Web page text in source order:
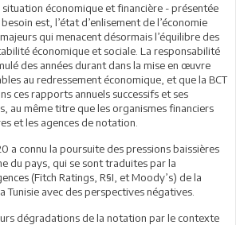
situation économique et financière - présentée
est, l’état d’enlisement de l’économie
qui menacent désormais l’équilibre des
économique et sociale. La responsabilité
des années durant dans la mise en œuvre
au redressement économique, et que la BCT
ces rapports annuels successifs et ses
au même titre que les organismes financiers
et les agences de notation.
a connu la poursuite des pressions baissières
du pays, qui se sont traduites par la
(Fitch Ratings, R§I, et Moody’s) de la
Tunisie avec des perspectives négatives.
dégradations de la notation par le contexte